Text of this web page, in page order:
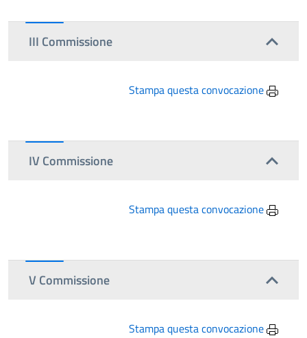
III Commissione
Stampa questa convocazione
IV Commissione
Stampa questa convocazione
V Commissione
Stampa questa convocazione